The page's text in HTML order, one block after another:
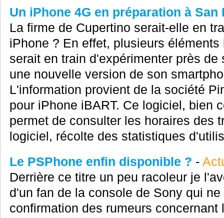
Un iPhone 4G en préparation à San
La firme de Cupertino serait-elle en
iPhone ? En effet, plusieurs
serait en train d'expérimenter près
une nouvelle version de son
L'information provient de la société
pour iPhone iBART. Ce logiciel, bien
permet de consulter les horaires des
logiciel, récolte des statistiques
Le PSPhone enfin disponible ? -
Derrière ce titre un peu racoleur je
d'un fan de la console de Sony qui
confirmation des rumeurs concernant